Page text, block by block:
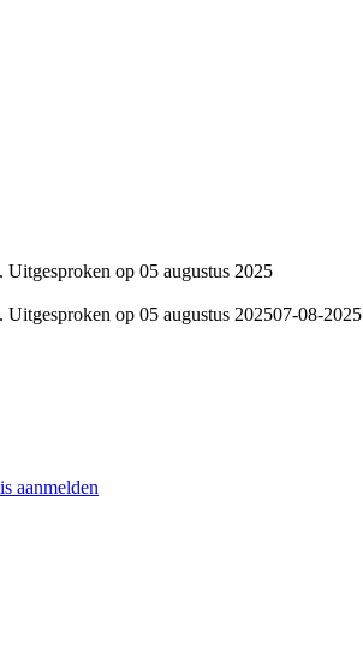
op 05 augustus 2025
op 05 augustus 202507-08-2025
aanmelden